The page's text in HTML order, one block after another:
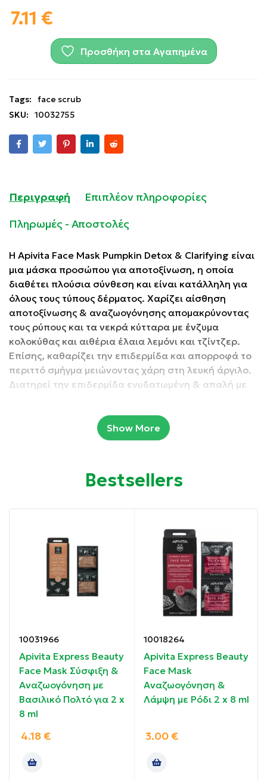
7.11 €
Προσθήκη στα Αγαπημένα
Tags:
face scrub
SKU:
10032755
Περιγραφή
Επιπλέον πληροφορίες
Πληρωμές - Αποστολές
Η Apivita Face Mask Pumpkin Detox & Clarifying είναι
μια μάσκα προσώπου για αποτοξίνωση, η οποία
διαθέτει πλούσια σύνθεση και είναι κατάλληλη για
όλους τους τύπους δέρματος. Χαρίζει αίσθηση
αποτοξίνωσης & αναζωογόνησης απομακρύνοντας
τους ρύπους και τα νεκρά κύτταρα με ένζυμα
κολοκύθας και αιθέρια έλαια λεμόνι και τζίντζερ.
Επίσης, καθαρίζει την επιδερμίδα και απορροφά το
περιττό σμήγμα μειώνοντας χάρη στη λευκή άργιλο.
Διατηρεί την επιδερμίδα ενυδατωμένη & απαλή με
ελληνικό θυμαρίσιο μέλι και υαλουρονικό οξύ, ενώ
προσφέρει και αντιοξειδωτική προστασία χάρη στο
εκχύλισμα από άγριο τριαντάφυλλο. Το νερό της
αντιοξειδωτικό έγχυμα από άγριο τριαντάφυλλο.
Ιδιότητες :
Προσφέρει απαλή απολέπιση.
Αφαιρεί τους περιβαλλοντικούς ρύπους.
Χαρίζει φωτεινότητα & λάμψη.
Για αποτοξίνωση και καθαρισμό.
Κρεμώδης υφή.
Δερματολογικά ελεγμένο.
Show More
Bestsellers
10031966
Apivita Express Beauty
Face Mask Σύσφιξη &
Αναζωογόνηση με
Βασιλικό Πολτό για 2 x
8 ml
4.18 €
10018264
Apivita Express Beauty
Face Mask
Αναζωογόνηση &
Λάμψη με Ρόδι 2 x 8 ml
3.00 €